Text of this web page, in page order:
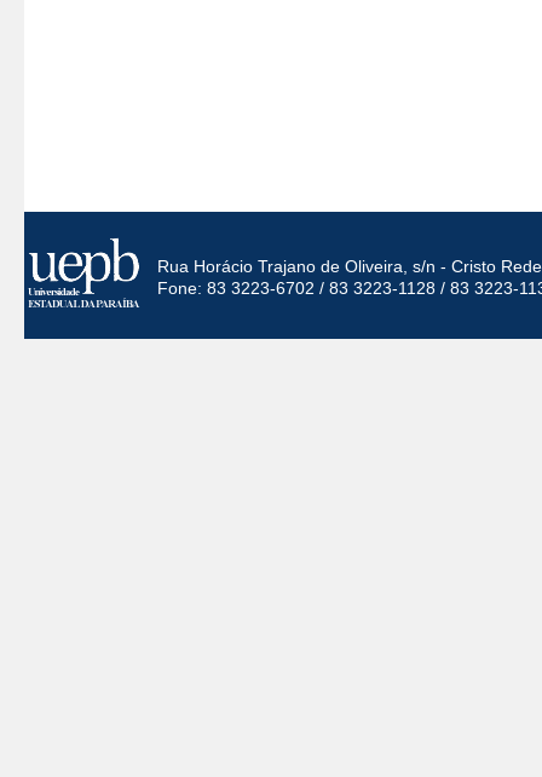
Rua Horácio Trajano de Oliveira, s/n - Cristo
Fone: 83 3223-6702 / 83 3223-1128 / 83 3223-